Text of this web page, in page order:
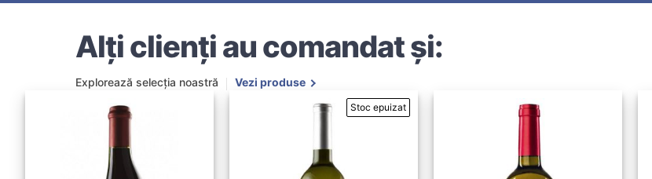
Alți clienți au comandat și:
Explorează selecția noastră Vezi produse